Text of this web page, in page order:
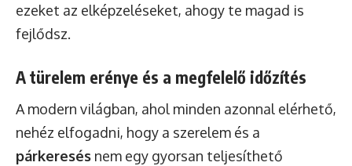
ezeket az elképzeléseket, ahogy te magad is
fejlődsz.
A türelem erénye és a megfelelő időzítés
A modern világban, ahol minden azonnal elérhető,
nehéz elfogadni, hogy a szerelem és a
párkeresés nem egy gyorsan teljesíthető